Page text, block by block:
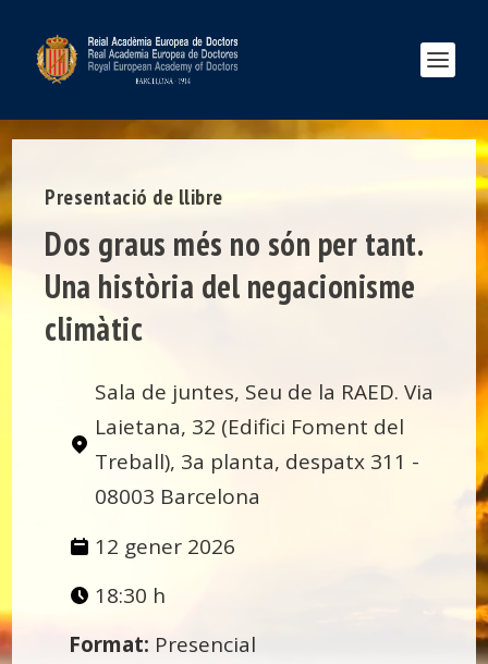
Presentació de llibre
Dos graus més no són per tant.
Una història del negacionisme
climàtic
Sala de juntes, Seu de la RAED. Via
Laietana, 32 (Edifici Foment del
Treball), 3a planta, despatx 311 -
08003 Barcelona
12 gener 2026
18:30 h
Format: Presencial